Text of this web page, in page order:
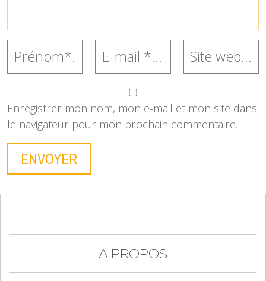
Enregistrer mon nom, mon e-mail et mon site dans
le navigateur pour mon prochain commentaire.
A PROPOS